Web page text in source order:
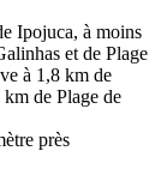
Ipojuca, à moins
et de Plage
à 1,8 km de
de Plage de
près